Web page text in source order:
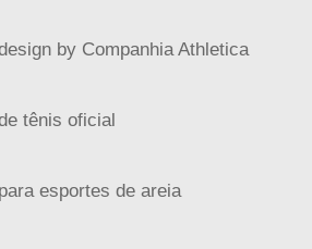
by Companhia Athletica
tênis oficial
esportes de areia